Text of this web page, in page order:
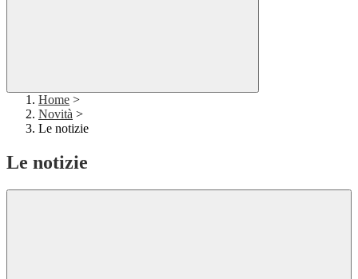
Home >
Novità >
Le notizie
Le notizie